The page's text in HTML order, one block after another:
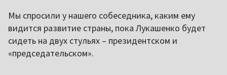
Мы спросили у нашего собеседника, каким ему
видится развитие страны, пока Лукашенко будет
сидеть на двух стульях – президентском и
«председательском».